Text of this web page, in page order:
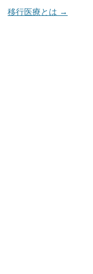
移行医療とは →